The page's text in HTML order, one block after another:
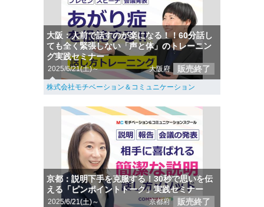
大阪：人前で話すのが楽になる！！60分話し
ても全く緊張しない「声と体」のトレーニン
グ実践セミナー
2025/6/21(土)～ 大阪府 販売終了
株式会社モチベーション＆コミュニケーション
京都：説明下手を克服する！30秒で思いを伝
える「ピンポイントトーク」実践セミナー
2025/6/21(土)～ 京都府 販売終了